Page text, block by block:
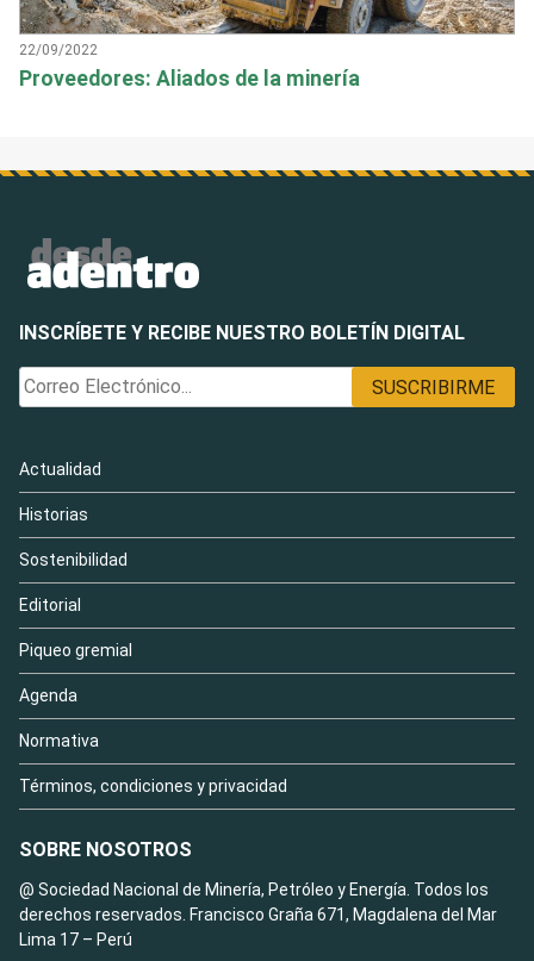
22/09/2022
Proveedores: Aliados de la minería
INSCRÍBETE Y RECIBE NUESTRO BOLETÍN DIGITAL
Actualidad
Historias
Sostenibilidad
Editorial
Piqueo gremial
Agenda
Normativa
Términos, condiciones y privacidad
SOBRE NOSOTROS
@ Sociedad Nacional de Minería, Petróleo y Energía. Todos los
derechos reservados. Francisco Graña 671, Magdalena del Mar
Lima 17 – Perú